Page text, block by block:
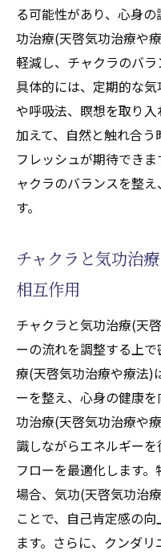
る可能性があり、心身
功治療(天啓気功治療や
軽減し、チャクラのバラ
具体的には、定期的な
や呼吸法、瞑想を取り
加えて、自然と触れ合
フレッシュが期待でき
ャクラのバランスを整
す。
チャクラと気功治
相互作用
チャクラと気功治療(天
ーの流れを調整する上
療(天啓気功治療や療法)
ーを整え、心身の健康
功治療(天啓気功治療や
識しながらエネルギー
フローを最適化します
場合、気功(天啓気功治
ことで、自己肯定感の
ます。さらに、クンダ